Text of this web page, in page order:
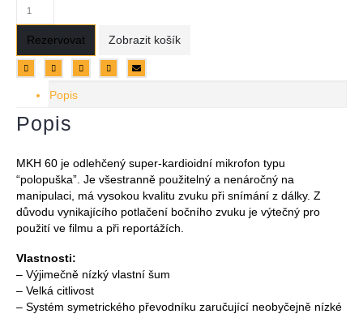
Rezervovat Zobrazit košík
Popis
Popis
MKH 60 je odlehčený super-kardioidní mikrofon typu
“polopuška”. Je všestranně použitelný a nenáročný na
manipulaci, má vysokou kvalitu zvuku při snímání z dálky. Z
důvodu vynikajícího potlačení bočního zvuku je výtečný pro
použití ve filmu a při reportážích.
Vlastnosti:
– Výjimečně nízký vlastní šum
– Velká citlivost
– Systém symetrického převodníku zaručující neobyčejně nízké